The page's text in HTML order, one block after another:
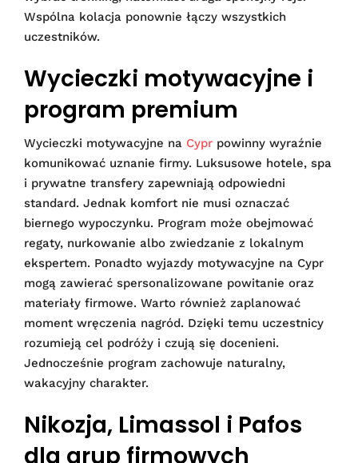
Wspólna kolacja ponownie łączy wszystkich
uczestników.
Wycieczki motywacyjne i
program premium
Wycieczki motywacyjne na Cypr powinny wyraźnie
komunikować uznanie firmy. Luksusowe hotele, spa
i prywatne transfery zapewniają odpowiedni
standard. Jednak komfort nie musi oznaczać
biernego wypoczynku. Program może obejmować
regaty, nurkowanie albo zwiedzanie z lokalnym
ekspertem. Ponadto wyjazdy motywacyjne na Cypr
mogą zawierać spersonalizowane powitanie oraz
materiały firmowe. Warto również zaplanować
moment wręczenia nagród. Dzięki temu uczestnicy
rozumieją cel podróży i czują się docenieni.
Jednocześnie program zachowuje naturalny,
wakacyjny charakter.
Nikozja, Limassol i Pafos
dla grup firmowych